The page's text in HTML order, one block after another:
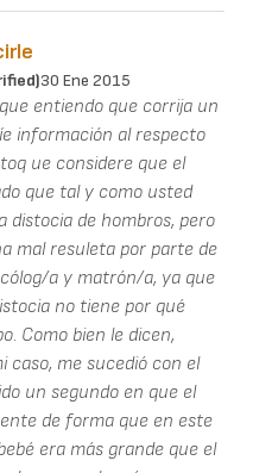
30 Ene 2015
entiendo que corrija un
información al respecto
ue considere que el
que tal y como usted
distocia de hombros, pero
mal resuleta por parte de
a y matrón/a, ya que
no tiene por qué
Como bien le dicen,
caso, me sucedió con el
un segundo en que el
de forma que en este
era más grande que el